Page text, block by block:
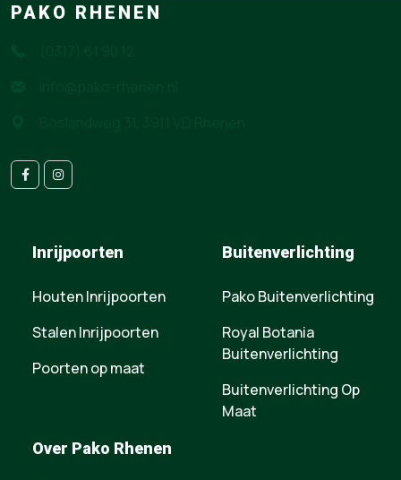
PAKO RHENEN
Inrijpoorten
Houten Inrijpoorten
Stalen Inrijpoorten
Poorten op maat
Buitenverlichting
Pako Buitenverlichting
Royal Botania
Buitenverlichting
Buitenverlichting Op
Maat
Over Pako Rhenen